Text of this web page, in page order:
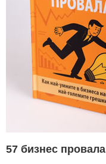
57 бизнес провала